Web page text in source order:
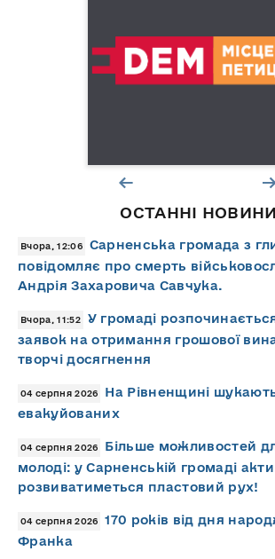
ОСТАННІ НОВИНИ
Вчора, 12:06
Сарненська громада з
повідомляє про смерть
Андрія Захаровича Савчука.
Вчора, 11:52
У громаді
заявок на отримання грошової
творчі досягнення
04 серпня 2026
На Рівненщині
евакуйованих
04 серпня 2026
Більше можливостей
молоді: у Сарненській громаді
розвиватиметься пластовий рух!
04 серпня 2026
170 років від дня
Франка